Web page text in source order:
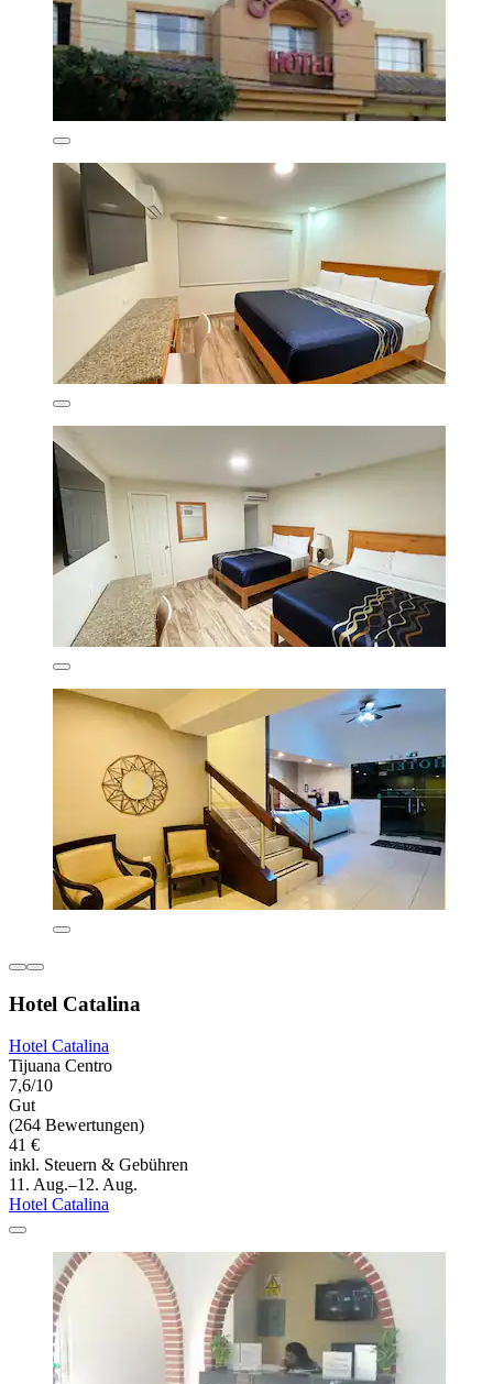
Hotel Catalina
Hotel Catalina
Tijuana Centro
7,6/10
Gut
(264 Bewertungen)
41 €
inkl. Steuern & Gebühren
11. Aug.–12. Aug.
Hotel Catalina